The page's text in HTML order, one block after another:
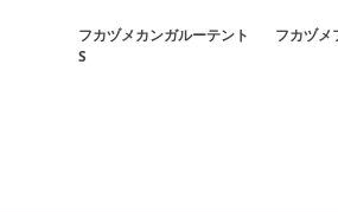
フカヅメカンガルーテント
S
フカヅメ